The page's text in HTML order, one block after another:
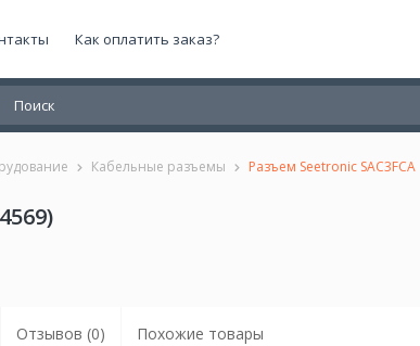
Как оплатить заказ?
Кабельные разъемы Разъем Seetronic SAC3FCA
Отзывов (0) Похожие товары